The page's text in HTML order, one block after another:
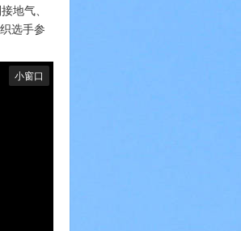
地气、
选手参
小窗口